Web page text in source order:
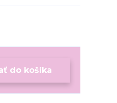
do košíka